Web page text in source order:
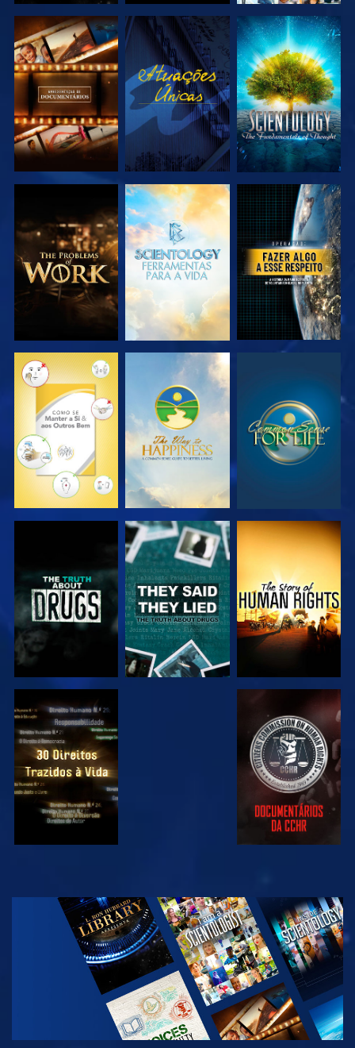
EXPLORAR A
SÉRIE
VER
EXPLORAR A
SÉRIE
EXPLORAR A
SÉRIE
EXPLORAR A
SÉRIE
VER
VER VER VER
VER VER
VER VER
VER
EXPLORAR A
SÉRIE